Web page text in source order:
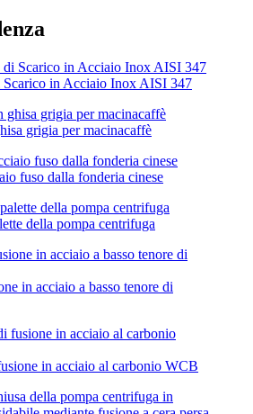
Scarico in Acciaio Inox AISI 347
grigia per macinacaffè
fuso dalla fonderia cinese
della pompa centrifuga
in acciaio a basso tenore di
in acciaio al carbonio WCB